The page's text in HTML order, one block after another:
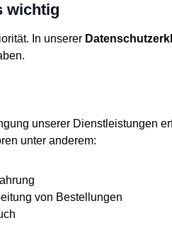
wichtig
In unserer
unserer Dienstleistungen
unter anderem:
von Bestellungen